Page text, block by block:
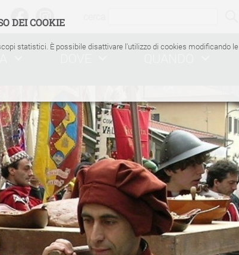
DEI COOKIE
statistici. È possibile disattivare l'utilizzo di cookies modificando le